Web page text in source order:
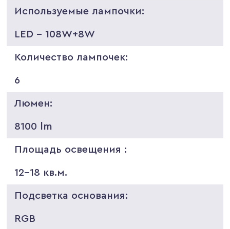
Используемые лампочки:
LED - 108W+8W
Количество лампочек:
6
Люмен:
8100 lm
Площадь освещения :
12-18 кв.м.
Подсветка основания:
RGB